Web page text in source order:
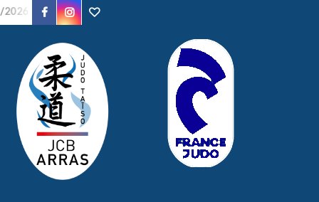
Soirée Judo – 24/01/2026
FacebookInstagram
TikTok